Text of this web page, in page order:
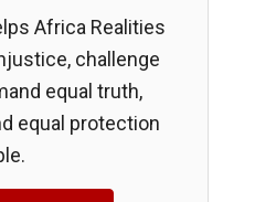
Africa Realities
challenge
equal truth,
equal protection